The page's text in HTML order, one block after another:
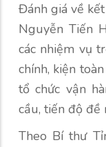
Đánh giá về
Nguyễn Tiến
các nhiệm vụ
chính, kiện
tổ chức vận
cầu, tiến độ đề
Theo Bí thư